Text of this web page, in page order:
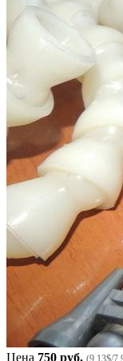
Цена 750 руб.